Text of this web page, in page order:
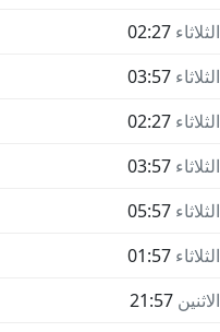
الثلاثاء 02:27
الثلاثاء 03:57
الثلاثاء 02:27
الثلاثاء 03:57
الثلاثاء 05:57
الثلاثاء 01:57
الاثنين 21:57